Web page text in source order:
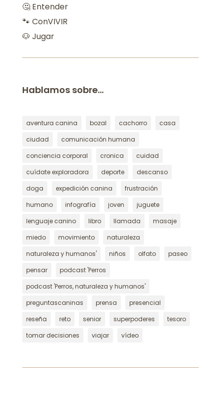
🤔 Entender
🐾 ConVIVIR
🐶 Jugar
Hablamos sobre…
aventura canina bozal cachorro
casa
ciudad
comunicación humana
conciencia corporal
cronica
cuidad
cuídate exploradora
deporte
descanso
doga
expedición canina
frustración
humano
infografía joven
juguete
lenguaje canino
libro llamada
masaje
miedo
movimiento
naturaleza
naturaleza y humanos'
niños olfato
paseo
pensar
podcast 'Perros
podcast 'Perros, naturaleza y humanos'
preguntascaninas
prensa
presencial
reseña
reto senior superpoderes
tesoro
tomar decisiones
viajar vídeo